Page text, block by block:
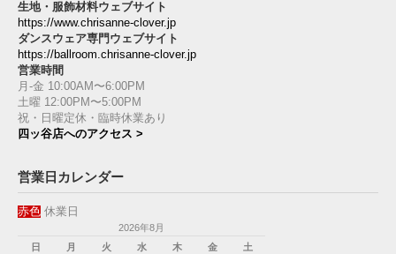
生地・服飾材料ウェブサイト
https://www.chrisanne-clover.jp
ダンスウェア専門ウェブサイト
https://ballroom.chrisanne-clover.jp
営業時間
月-金 10:00AM〜6:00PM
土曜 12:00PM〜5:00PM
祝・日曜定休・臨時休業あり
四ッ谷店へのアクセス >
営業日カレンダー
赤色 休業日
2026年8月
日
月 火 水 木 金 土